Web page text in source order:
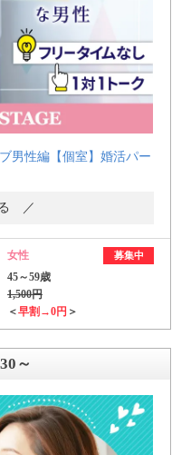
男性編【個室】婚活パー
／
女性 募集中
45～59歳
1,500円
＜早割→0円 ＞
～